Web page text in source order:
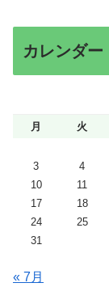
カレンダー
月 火
3
4
10
11
17
18
24
25
31
« 7月